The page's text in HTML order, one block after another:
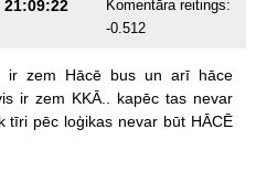
Komentāra reitings:
-0.512
ir zem Hācē bus un arī hāce
ir zem KKĀ.. kapēc tas nevar
tīri pēc loģikas nevar būt HĀCĒ